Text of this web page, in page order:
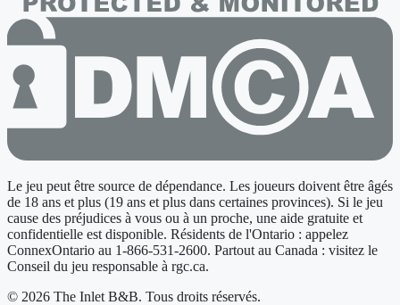
Le jeu peut être source de dépendance. Les joueurs doivent être âgés
de 18 ans et plus (19 ans et plus dans certaines provinces). Si le jeu
cause des préjudices à vous ou à un proche, une aide gratuite et
confidentielle est disponible. Résidents de l'Ontario : appelez
ConnexOntario au 1-866-531-2600. Partout au Canada : visitez le
Conseil du jeu responsable à rgc.ca.
© 2026 The Inlet B&B. Tous droits réservés.